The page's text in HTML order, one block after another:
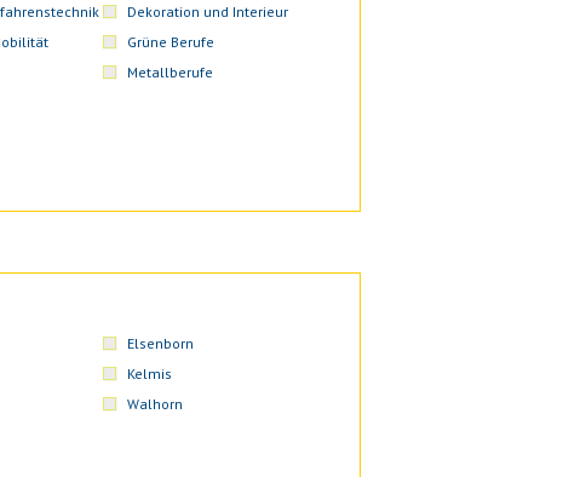
Dekoration und Interieur
Grüne Berufe
Metallberufe
Elsenborn
Kelmis
Walhorn